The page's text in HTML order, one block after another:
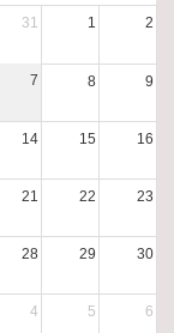
31 1 2
7 8 9
14 15 16
21 22 23
28 29 30
4 5 6